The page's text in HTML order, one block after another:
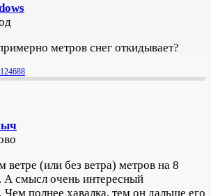
метров снег откидывает?
ветре (или без ветра) метров на 8
А смысл очень интересный
полнее хавалка, тем он дальше его